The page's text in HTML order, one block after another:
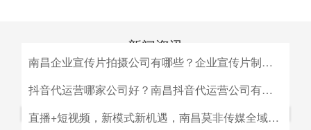
新闻资讯
南昌企业宣传片拍摄公司有哪些？企业宣传片制作公司哪家好
南昌企业宣传片拍摄公司有哪些？企业宣传片制作公司哪家
视宣传的规模，似乎企业宣传片是大企业才做得起的东西。
抖音代运营哪家公司好？南昌抖音代运营公司有哪些？
抖音代运营哪家公司好？南昌抖音代运营公司有哪些？抖音直播+短视频，新模式新机遇，南昌莫非传媒全域营销平台全新低成本精准拓客！